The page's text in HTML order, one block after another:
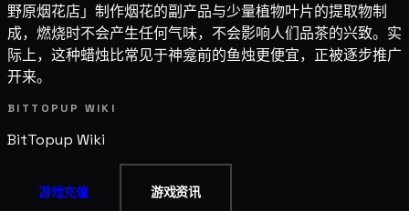
野原烟花店」制作烟花的副产品与少量植物叶片的提取物制
成，燃烧时不会产生任何气味，不会影响人们品茶的兴致。实
际上，这种蜡烛比常见于神龛前的鱼烛更便宜，正被逐步推广
开来。
BITTOPUP WIKI
BitTopup Wiki
游戏充值 游戏资讯